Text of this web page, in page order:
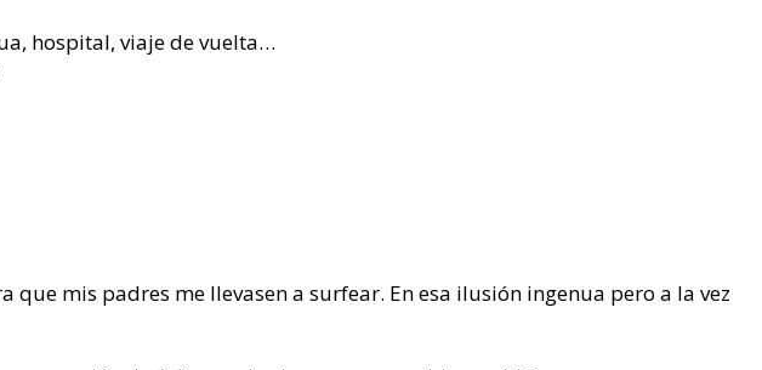
hospital, viaje de vuelta…
mis padres me llevasen a surfear. En esa ilusión ingenua pero a la vez